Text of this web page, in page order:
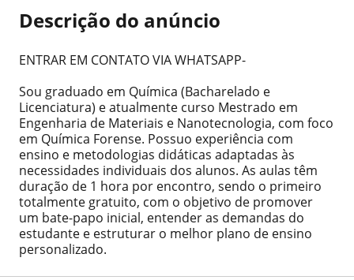
Descrição do anúncio
ENTRAR EM CONTATO VIA WHATSAPP-
Sou graduado em Química (Bacharelado e
Licenciatura) e atualmente curso Mestrado em
Engenharia de Materiais e Nanotecnologia, com foco
em Química Forense. Possuo experiência com
ensino e metodologias didáticas adaptadas às
necessidades individuais dos alunos. As aulas têm
duração de 1 hora por encontro, sendo o primeiro
totalmente gratuito, com o objetivo de promover
um bate-papo inicial, entender as demandas do
estudante e estruturar o melhor plano de ensino
personalizado.